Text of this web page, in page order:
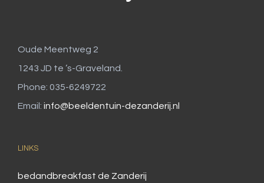
Oude Meentweg 2
1243 JD te ’s-Graveland.
Phone: 035-6249722
Email: info@beeldentuin-dezanderij.nl
LINKS
bedandbreakfast de Zanderij